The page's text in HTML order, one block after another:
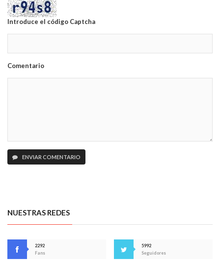
Introduce el código Captcha
Comentario
ENVIAR COMENTARIO
NUESTRAS REDES
2292
Fans
5992
Seguidores